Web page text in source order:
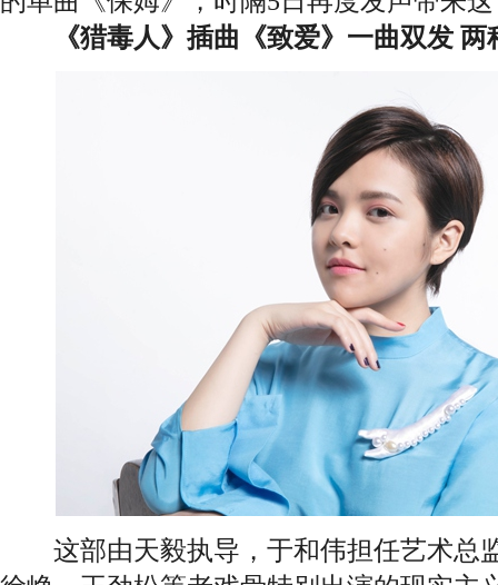
《猎毒人》插曲《致爱》一曲双发
这部由天毅执导，于和伟担任艺术总